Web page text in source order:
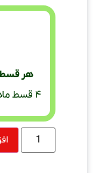
هر قسط
۴ قسط ماهانه. بدون سود، چک و ضامن.